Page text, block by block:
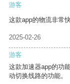
游客
这款app的物流非常
2025-02-26
游客
这款加速器app的功
动切换线路的功能。